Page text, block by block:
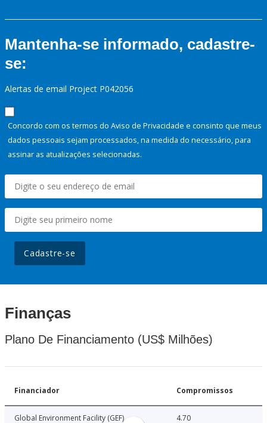
Mantenha-se informado, cadastre-
se:
Alertas de email Project P042056
Concordo com os termos do Aviso de Privacidade e consinto que meus
dados pessoais sejam processados, na medida do necessário, para
assinar as atualizações selecionadas.
Cadastre-se
Finanças
Plano De Financiamento (US$ Milhões)
Financiador Compromissos
Global Environment Facility (GEF) 4.70